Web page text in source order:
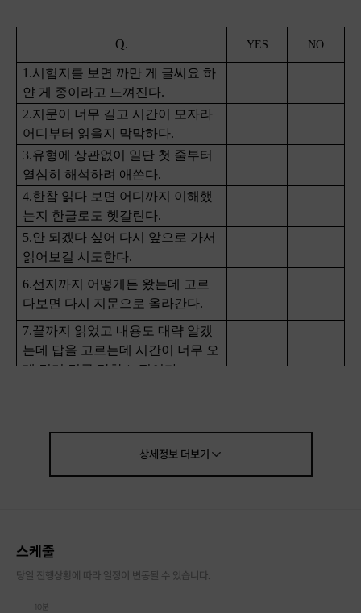
Q. YES NO
1.시험지를 보면 까만 게 글씨요 하
얀 게 종이라고 느껴진다.
2.지문이 너무 길고 시간이 모자라
어디부터 읽을지 막막하다.
3.유형에 상관없이 일단 첫 줄부터
열심히 해석하려 애쓴다.
4.한참 읽다 보면 어디까지 이해했
는지 한글로도 헷갈린다.
5.안 되겠다 싶어 다시 앞으로 가서
읽어보길 시도한다.
6.선지까지 어떻게든 왔는데 고르
다보면 다시 지문으로 올라간다.
7.끝까지 읽었고 내용도 대략 알겠
는데 답을 고르는데 시간이 너무 오
래 걸려 결국 망한 느낌이다.
9.지문마다 전부 다른 얘기를 하는
것 같고 주제가 너무 광범위하다고
11.감에 의존해 풀거나 컨디션에 따
상세정보더보기
스케줄
당일 진행상황에 따라 일정이 변동될 수 있습니다.
10분